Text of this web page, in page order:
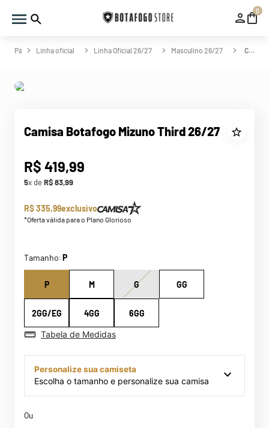
0
Linha oficial Linha Oficial 26/27 Masculino 26/27 Camisa Botafogo Mizuno Third 26/27
Camisa Botafogo Mizuno Third 26/27
R$ 419,99
5x deR$83,99
R$ 335,99exclusivo
*Oferta válida para o Plano Glorioso
Tamanho: P
2GG/EG 4GG 6GG
G GG
M
P
Tabela de Medidas
Personalize sua camiseta
Escolha o tamanho e personalize sua camisa
Ou